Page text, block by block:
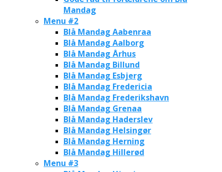
Mandag
Menu #2
Blå Mandag Aabenraa
Blå Mandag Aalborg
Blå Mandag Århus
Blå Mandag Billund
Blå Mandag Esbjerg
Blå Mandag Fredericia
Blå Mandag Frederikshavn
Blå Mandag Grenaa
Blå Mandag Haderslev
Blå Mandag Helsingør
Blå Mandag Herning
Blå Mandag Hillerød
Menu #3